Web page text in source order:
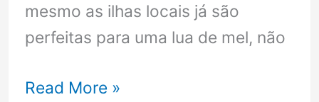
mesmo as ilhas locais já são
perfeitas para uma lua de mel, não
Maldivas:
Read More »